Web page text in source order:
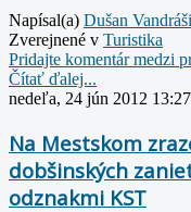
Napísal(a) Dušan
Zverejnené v Turistika
Pridajte komentár medzi
Čítať ďalej...
nedeľa, 24 jún 2012 13:27
Na Mestskom
dobšinských
odznakmi KST